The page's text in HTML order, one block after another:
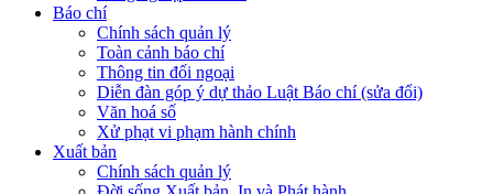
Báo chí
Chính sách quản lý
Toàn cảnh báo chí
Thông tin đối ngoại
Diễn đàn góp ý dự thảo Luật Báo chí (sửa đổi)
Văn hoá số
Xử phạt vi phạm hành chính
Xuất bản
Chính sách quản lý